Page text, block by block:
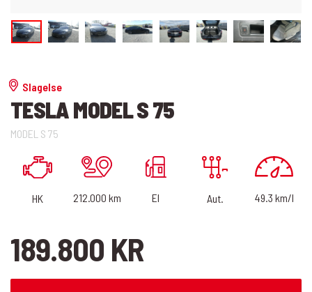
Slagelse
TESLA MODEL S 75
MODEL S 75
HK 212.000 km El Aut. 49.3 km/l
189.800 KR